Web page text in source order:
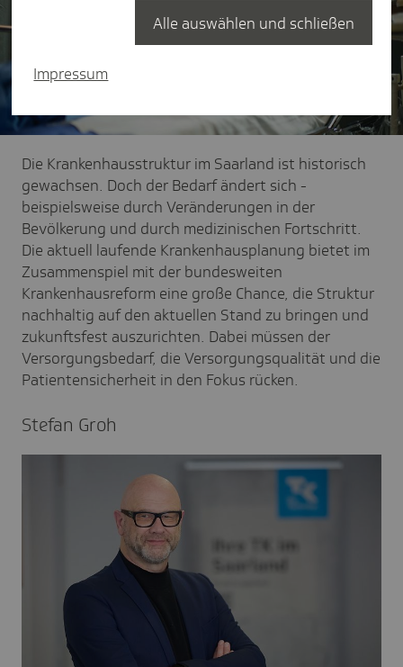
Die Krankenhausstruktur im Saarland ist historisch
gewachsen. Doch der Bedarf ändert sich -
beispielsweise durch Veränderungen in der
Bevölkerung und durch medizinischen Fortschritt.
Die aktuell laufende Krankenhausplanung bietet im
Zusammenspiel mit der bundesweiten
Krankenhausreform eine große Chance, die Struktur
nachhaltig auf den aktuellen Stand zu bringen und
zukunftsfest auszurichten. Dabei müssen der
Versorgungsbedarf, die Versorgungsqualität und die
Patientensicherheit in den Fokus rücken.
Stefan Groh
Impressum
Alle auswählen und schließen